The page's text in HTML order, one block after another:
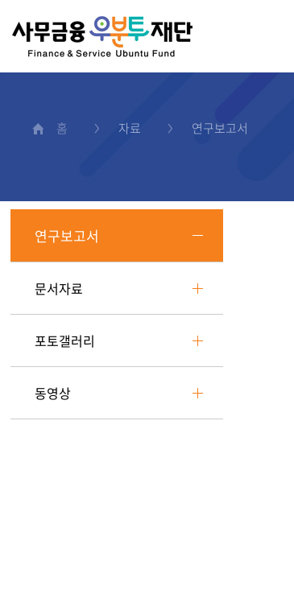
홈 자료 연구보고서
연구보고서
문서자료
포토갤러리
동영상